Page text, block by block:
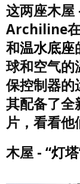
这两座木屋
Archiline在
和温水底座
球和空气的
保控制器
其配备了全
片，看看他
木屋 - “灯